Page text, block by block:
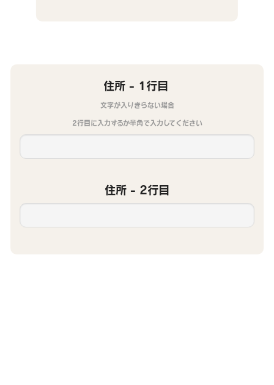
住所 - 1行目
文字が入りきらない場合
2行目に入力するか半角で入力してください
住所 - 2行目